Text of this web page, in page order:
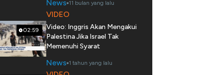
News 11 bulan yang lalu
02:59
VIDEO
Video: Inggris Akan Mengakui
Palestina Jika Israel Tak
Memenuhi Syarat
News 1 tahun yang lalu